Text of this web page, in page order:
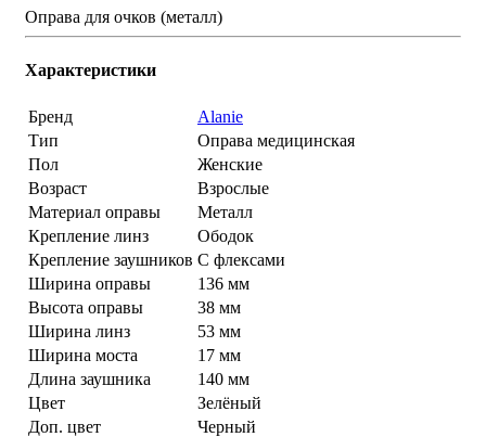
Оправа для очков (металл)
Характеристики
Бренд
Alanie
Тип
Оправа медицинская
Пол
Женские
Возраст
Взрослые
Материал оправы
Металл
Крепление линз
Ободок
Крепление заушников С флексами
Ширина оправы
136 мм
Высота оправы
38 мм
Ширина линз
53 мм
Ширина моста
17 мм
Длина заушника
140 мм
Цвет
Зелёный
Доп. цвет
Черный